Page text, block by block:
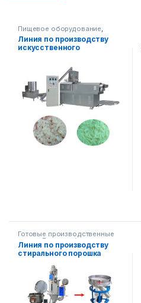
Пищевое оборудование
Готовые производственные
линии
Линия по производству
искусственного
Готовые производственные
линии Другое оборудование
Линия по производству
стирального порошка